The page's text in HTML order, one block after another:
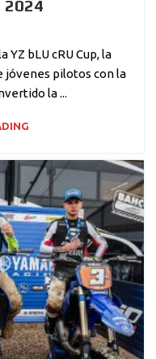
2024
bLU cRU Cup, la
jóvenes pilotos con la
la ...